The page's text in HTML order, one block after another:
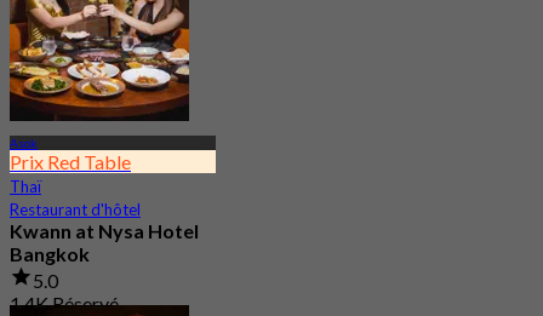
Asok
Prix Red Table
Thaï
Restaurant d'hôtel
Kwann at Nysa Hotel
Bangkok
5.0
1.4K Réservé